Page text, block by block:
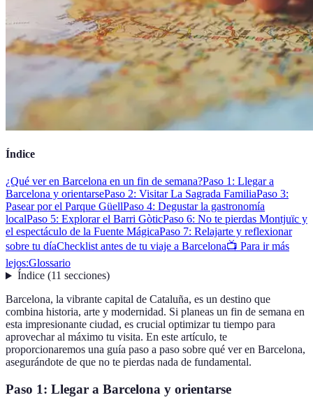
Índice
¿Qué ver en Barcelona en un fin de semana?Paso 1: Llegar a
Barcelona y orientarsePaso 2: Visitar La Sagrada FamiliaPaso 3:
Pasear por el Parque GüellPaso 4: Degustar la gastronomía
localPaso 5: Explorar el Barri GòticPaso 6: No te pierdas Montjuïc y
el espectáculo de la Fuente MágicaPaso 7: Relajarte y reflexionar
sobre tu díaChecklist antes de tu viaje a Barcelona📺 Para ir más
lejos:Glossario
Índice(11 secciones)
Barcelona, la vibrante capital de Cataluña, es un destino que
combina historia, arte y modernidad. Si planeas un fin de semana en
esta impresionante ciudad, es crucial optimizar tu tiempo para
aprovechar al máximo tu visita. En este artículo, te
proporcionaremos una guía paso a paso sobre qué ver en Barcelona,
asegurándote de que no te pierdas nada de fundamental.
Paso 1: Llegar a Barcelona y orientarse